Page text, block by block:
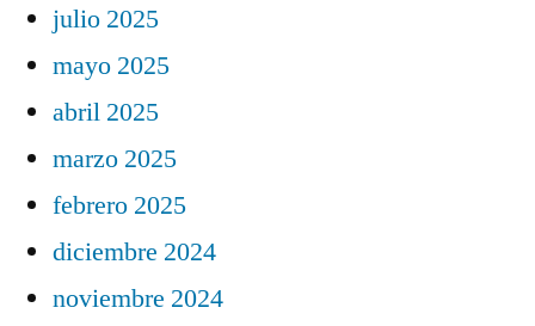
julio 2025
mayo 2025
abril 2025
marzo 2025
febrero 2025
diciembre 2024
noviembre 2024